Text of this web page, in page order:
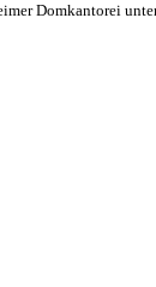
Domkantorei